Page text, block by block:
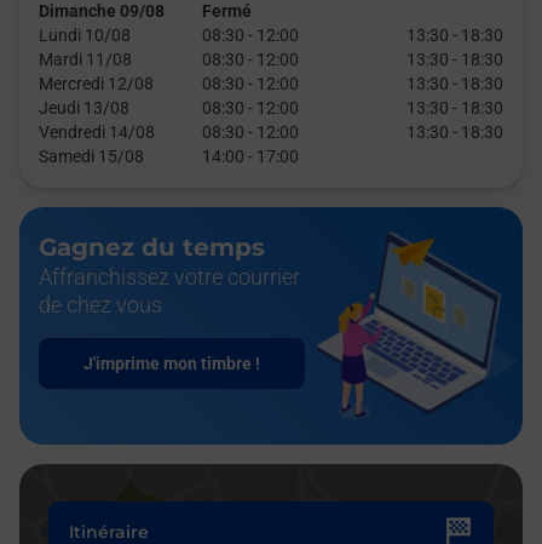
Dimanche 09/08
Fermé
Lundi 10/08
08:30 - 12:00 13:30 - 18:30
Mardi 11/08
08:30 - 12:00 13:30 - 18:30
Mercredi 12/08
08:30 - 12:00 13:30 - 18:30
Jeudi 13/08
08:30 - 12:00 13:30 - 18:30
Vendredi 14/08
08:30 - 12:00 13:30 - 18:30
Samedi 15/08
14:00 - 17:00
Gagnez du temps
Affranchissez votre courrier
de chez vous
J'imprime mon timbre !
Itinéraire